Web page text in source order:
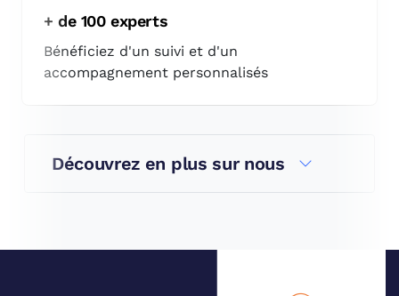
+ de 100 experts
Bénéficiez d'un suivi et d'un
accompagnement personnalisés
Découvrez en plus sur nous